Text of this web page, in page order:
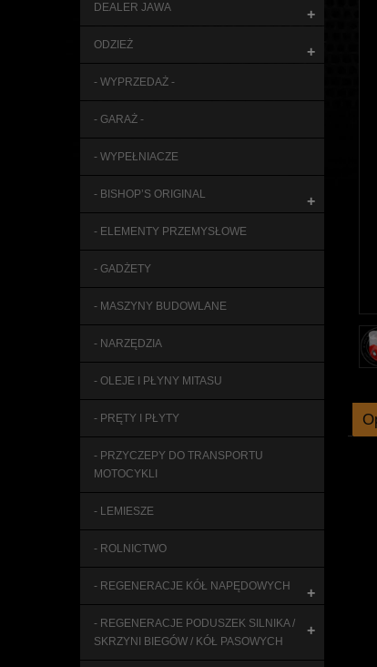
DEALER JAWA +
ODZIEŻ +
- WYPRZEDAŻ -
- GARAŻ -
- WYPEŁNIACZE
- BISHOP’S ORIGINAL +
- ELEMENTY PRZEMYSŁOWE
- GADŻETY
- MASZYNY BUDOWLANE
- NARZĘDZIA
- OLEJE I PŁYNY MITASU
- PRĘTY I PŁYTY
- PRZYCZEPY DO TRANSPORTU
MOTOCYKLI
- LEMIESZE
- ROLNICTWO
- REGENERACJE KÓŁ NAPĘDOWYCH +
- REGENERACJE PODUSZEK SILNIKA /
SKRZYNI BIEGÓW / KÓŁ PASOWYCH
+